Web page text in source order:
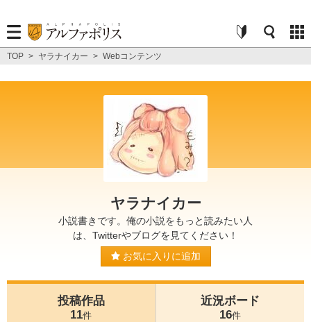
TOP > ヤラナイカー > Webコンテンツ
ヤラナイカー
小説書きです。俺の小説をもっと読みたい人
は、Twitterやブログを見てください！
お気に入りに追加
投稿作品
11件
近況ボード
16件